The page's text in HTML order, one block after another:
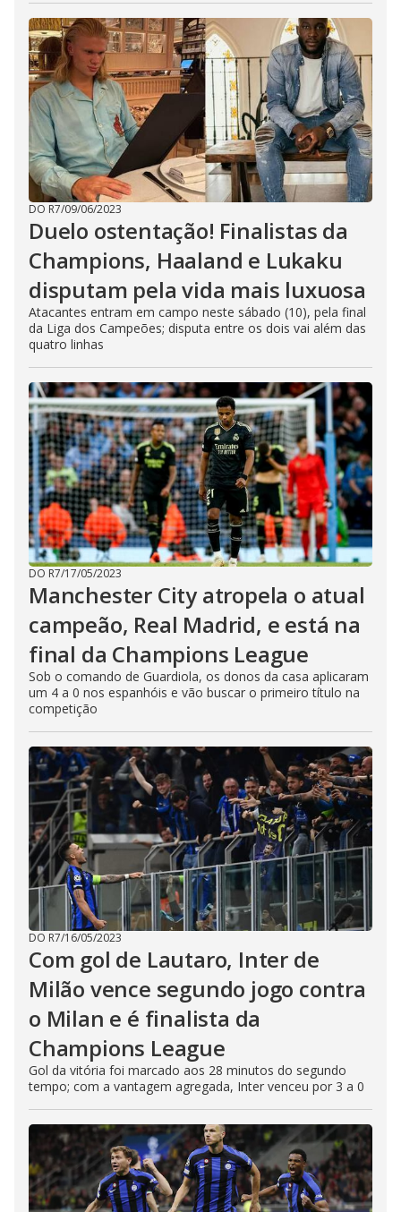
DO R7/09/06/2023
Duelo ostentação! Finalistas da
Champions, Haaland e Lukaku
disputam pela vida mais luxuosa
Atacantes entram em campo neste sábado (10), pela final
da Liga dos Campeões; disputa entre os dois vai além das
quatro linhas
DO R7/17/05/2023
Manchester City atropela o atual
campeão, Real Madrid, e está na
final da Champions League
Sob o comando de Guardiola, os donos da casa aplicaram
um 4 a 0 nos espanhóis e vão buscar o primeiro título na
competição
DO R7/16/05/2023
Com gol de Lautaro, Inter de
Milão vence segundo jogo contra
o Milan e é finalista da
Champions League
Gol da vitória foi marcado aos 28 minutos do segundo
tempo; com a vantagem agregada, Inter venceu por 3 a 0